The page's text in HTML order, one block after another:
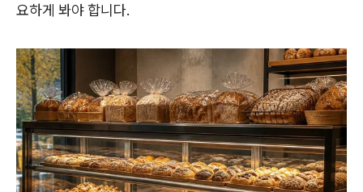
요하게 봐야 합니다.